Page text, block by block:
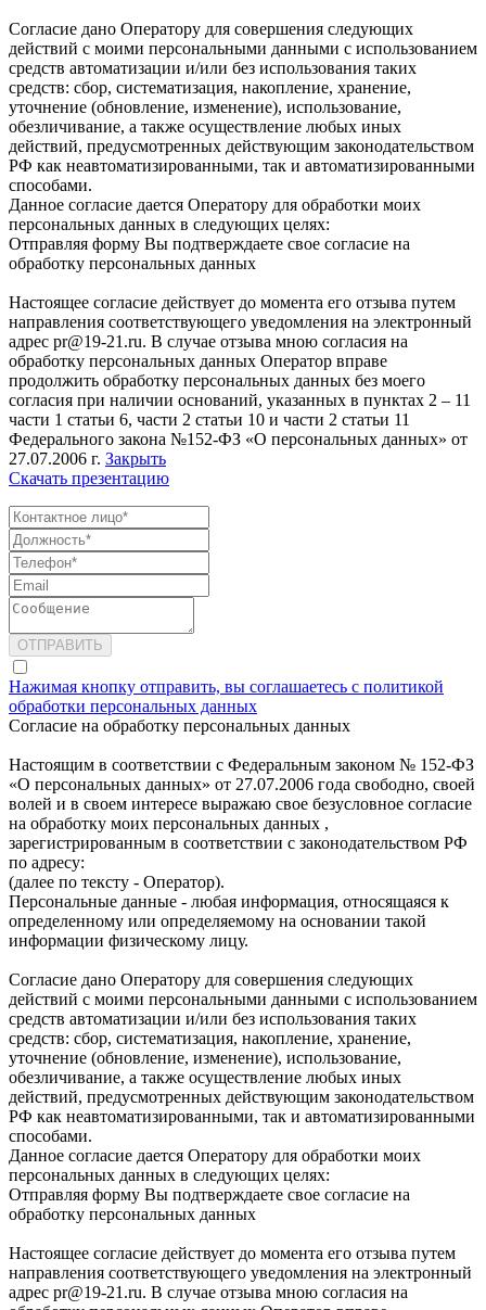
Согласие дано Оператору для совершения следующих
действий с моими персональными данными с использованием
средств автоматизации и/или без использования таких
средств: сбор, систематизация, накопление, хранение,
уточнение (обновление, изменение), использование,
обезличивание, а также осуществление любых иных
действий, предусмотренных действующим законодательством
РФ как неавтоматизированными, так и автоматизированными
способами.
Данное согласие дается Оператору для обработки моих
персональных данных в следующих целях:
Отправляя форму Вы подтверждаете свое согласие на
обработку персональных данных
Настоящее согласие действует до момента его отзыва путем
направления соответствующего уведомления на электронный
адрес pr@19-21.ru. В случае отзыва мною согласия на
обработку персональных данных Оператор вправе
продолжить обработку персональных данных без моего
согласия при наличии оснований, указанных в пунктах 2 – 11
части 1 статьи 6, части 2 статьи 10 и части 2 статьи 11
Федерального закона №152-ФЗ «О персональных данных» от
27.07.2006 г. Закрыть
Скачать презентацию
Нажимая кнопку отправить, вы соглашаетесь с политикой
обработки персональных данных
Согласие на обработку персональных данных
Настоящим в соответствии с Федеральным законом № 152-ФЗ
«О персональных данных» от 27.07.2006 года свободно, своей
волей и в своем интересе выражаю свое безусловное согласие
на обработку моих персональных данных ,
зарегистрированным в соответствии с законодательством РФ
по адресу:
(далее по тексту - Оператор).
Персональные данные - любая информация, относящаяся к
определенному или определяемому на основании такой
информации физическому лицу.
Согласие дано Оператору для совершения следующих
действий с моими персональными данными с использованием
средств автоматизации и/или без использования таких
средств: сбор, систематизация, накопление, хранение,
уточнение (обновление, изменение), использование,
обезличивание, а также осуществление любых иных
действий, предусмотренных действующим законодательством
РФ как неавтоматизированными, так и автоматизированными
способами.
Данное согласие дается Оператору для обработки моих
персональных данных в следующих целях:
Отправляя форму Вы подтверждаете свое согласие на
обработку персональных данных
Настоящее согласие действует до момента его отзыва путем
направления соответствующего уведомления на электронный
адрес pr@19-21.ru. В случае отзыва мною согласия на